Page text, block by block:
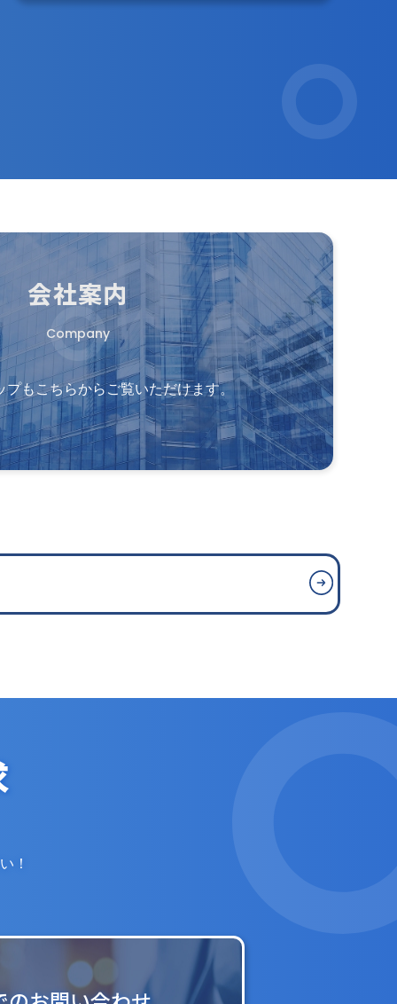
会社案内
Company
プもこちらからご覧いただけます。
！